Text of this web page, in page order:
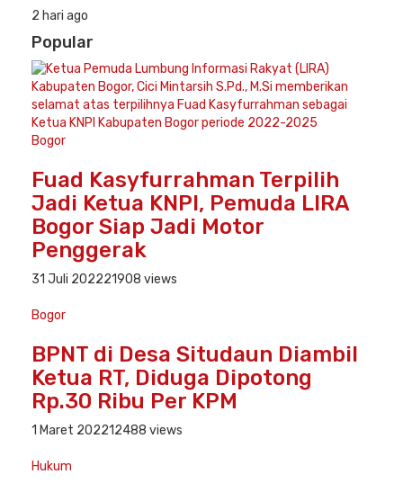
2 hari ago
Popular
Bogor
Fuad Kasyfurrahman Terpilih
Jadi Ketua KNPI, Pemuda LIRA
Bogor Siap Jadi Motor
Penggerak
31 Juli 202221908 views
Bogor
BPNT di Desa Situdaun Diambil
Ketua RT, Diduga Dipotong
Rp.30 Ribu Per KPM
1 Maret 202212488 views
Hukum